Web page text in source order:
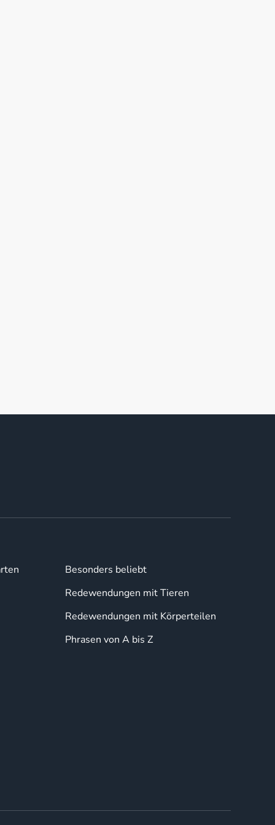
Besonders beliebt
Redewendungen mit Tieren
Redewendungen mit Körperteilen
Phrasen von A bis Z